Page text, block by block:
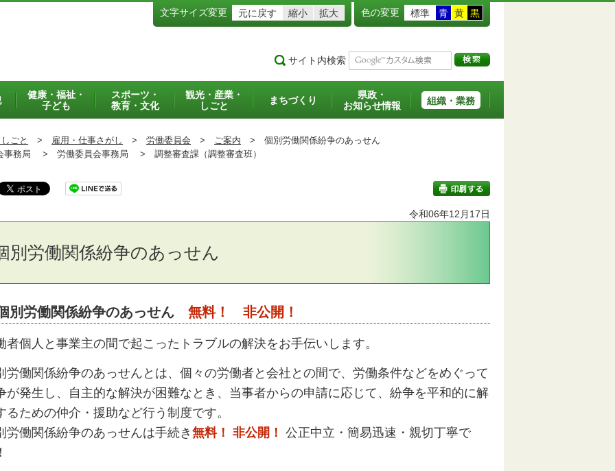
文字サイズ変更 元に戻す 縮小 拡大 色の変更 標準 青 黄 黒
サイト内検索
健康・福祉・
子ども
スポーツ・
教育・文化
観光・産業・
しごと
まちづくり
県政・
お知らせ情報
組織・業務
ごと > 雇用・仕事さがし > 労働委員会 > ご案内 > 個別労働関係紛争のあっせん
事務局 > 労働委員会事務局 > 調整審査課（調整審査班）
令和06年12月17日
別労働関係紛争のあっせん
別労働関係紛争のあっせん 無料！ 非公開！
者個人と事業主の間で起こったトラブルの解決をお手伝いします。
労働関係紛争のあっせんとは、個々の労働者と会社との間で、労働条件などをめぐって
が発生し、自主的な解決が困難なとき、当事者からの申請に応じて、紛争を平和的に解
るための仲介・援助など行う制度です。
労働関係紛争のあっせんは手続き 無料！ 非公開！ 公正中立・簡易迅速・親切丁寧で